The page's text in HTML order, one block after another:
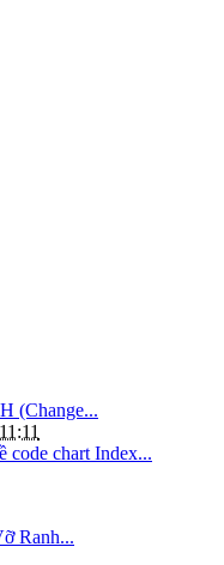
(Change...
code chart Index...
Ranh...